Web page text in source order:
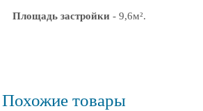
Площадь застройки - 9,6м².
Дата строительства
Похожие товары